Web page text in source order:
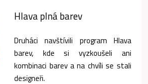
Hlava plná barev
Druháci navštívili program Hlava
barev, kde si vyzkoušeli ani
kombinaci barev a na chvíli se stali
designeři.